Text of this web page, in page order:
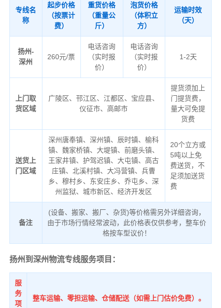
专线名
称
起步价格
（按票计
费）
重货价格
（重量公
斤）
泡货价格
（体积立
方）
运输时效
（天）
扬州-
深州
260元/票
电话咨询
（实时报
价）
电话咨询
（实时报
价）
1-2天
上门取
货区域
广陵区、邗江区、江都区、宝应县、
仪征市、高邮市
提货须加上
门提货费，
量大可免提
货费
送货上
门区域
深州唐奉镇、深州镇、辰时镇、榆科
镇、魏家桥镇、大堤镇、前磨头镇、
王家井镇、护驾迟镇、大屯镇、高古
庄镇、北溪村镇、大冯营镇、兵曹
乡、穆村乡、东安庄乡、乔屯乡、深
州监狱、城市新区、经济开发区
20个立方或
5吨以上免
费送货，不
足须加送货
费
备注
(设备、搬家、搬厂、杂货)等价格需另外详细咨询，
由于市场行情经常波动，此价格表仅供参考，整车价
格按车型议价！
扬州到深州物流专线服务项目：
服
务
项
整车运输、零担运输、仓储配送（如需上门估价免费）。